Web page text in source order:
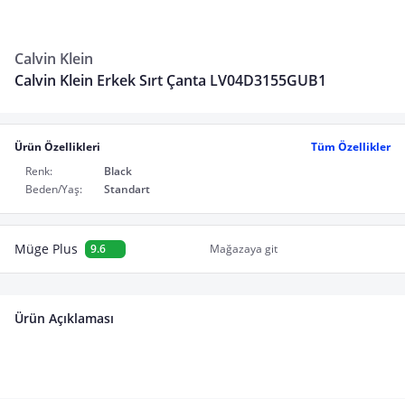
Calvin Klein
Calvin Klein Erkek Sırt Çanta LV04D3155GUB1
Ürün Özellikleri
Tüm Özellikler
Renk:
Black
Beden/Yaş:
Standart
Müge Plus 9.6 Mağazaya git
Ürün Açıklaması